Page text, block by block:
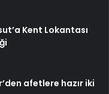
Kent Lokantası
afetlere hazır iki